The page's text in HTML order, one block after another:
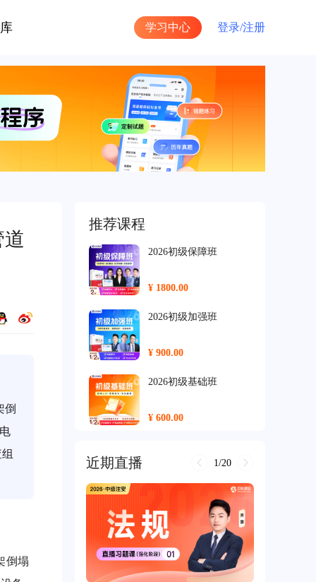
学习中心 登录/注册
倒
倒塌
推荐课程
2026初级保障班
¥ 1800.00
2026初级加强班
¥ 900.00
2026初级基础班
¥ 600.00
¥ 2500.00
2026中级保障班
¥ 2000.00
2026中级加强班
近期直播 1/20